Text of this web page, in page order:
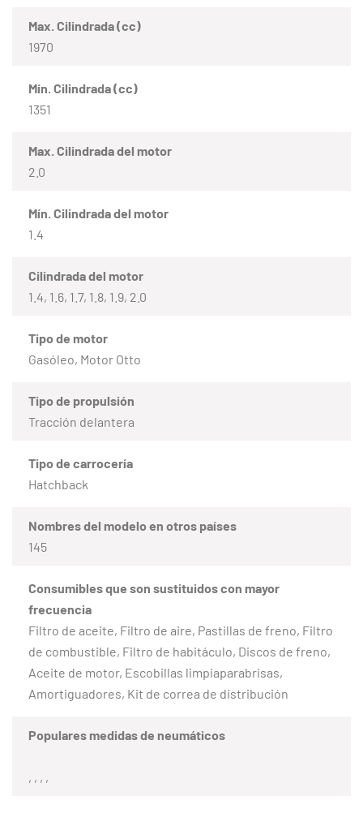
Max. Cilindrada (cc)
1970
Mín. Cilindrada (cc)
1351
Max. Cilindrada del motor
2.0
Mín. Cilindrada del motor
1.4
Cilindrada del motor
1.4, 1.6, 1.7, 1.8, 1.9, 2.0
Tipo de motor
Gasóleo, Motor Otto
Tipo de propulsión
Tracción delantera
Tipo de carrocería
Hatchback
Nombres del modelo en otros países
145
Consumibles que son sustituidos con mayor
frecuencia
Filtro de aceite, Filtro de aire, Pastillas de freno, Filtro
de combustible, Filtro de habitáculo, Discos de freno,
Aceite de motor, Escobillas limpiaparabrisas,
Amortiguadores, Kit de correa de distribución
Populares medidas de neumáticos
, , , ,